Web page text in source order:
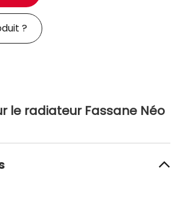
?
le radiateur Fassane Néo